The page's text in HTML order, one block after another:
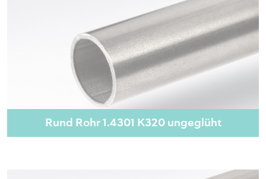
Rund Rohr 1.4301 K320 ungeglüht